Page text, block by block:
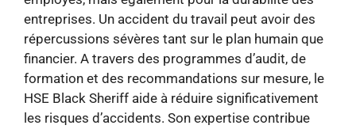
entreprises. Un accident du travail peut avoir des
répercussions sévères tant sur le plan humain que
financier. A travers des programmes d’audit, de
formation et des recommandations sur mesure, le
HSE Black Sheriff aide à réduire significativement
les risques d’accidents. Son expertise contribue